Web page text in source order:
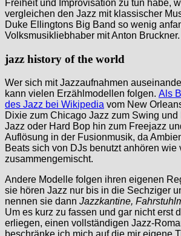
Freiheit und Improvisation zu tun habe,
vergleichen den Jazz mit klassischer
Duke Ellingtons Big Band so wenig
Volksmusikliebhaber mit Anton Bruckner.
jazz history of the world
Wer sich mit Jazzaufnahmen
kann vielen Erzählmodellen folgen. Als
des Jazz bei Wikipedia vom New
Dixie zum Chicago Jazz zum Swing und
Jazz oder Hard Bop hin zum Freejazz
Auflösung in der Fusionmusik, da
Beats sich von DJs benutzt anhören wie
zusammengemischt.
Andere Modelle folgen ihren eigenen
sie hören Jazz nur bis in die Sechziger
nennen sie dann Jazzkantine,
Um es kurz zu fassen und gar nicht erst
erliegen, einen vollständigen Jazz-
beschränke ich mich auf die mir eigene